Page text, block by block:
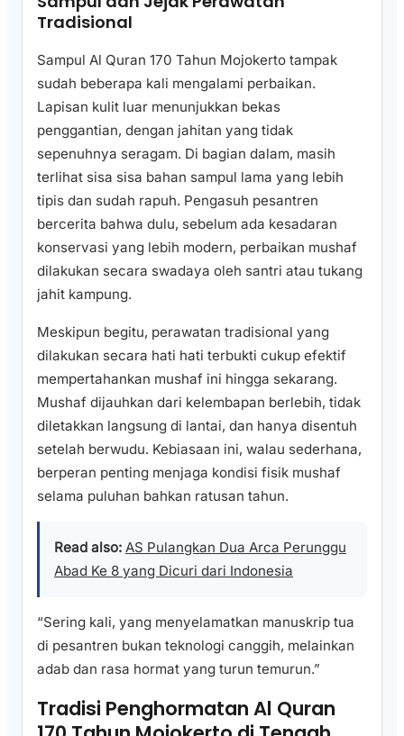
Tradisional
Sampul Al Quran 170 Tahun Mojokerto tampak
sudah beberapa kali mengalami perbaikan.
Lapisan kulit luar menunjukkan bekas
penggantian, dengan jahitan yang tidak
sepenuhnya seragam. Di bagian dalam, masih
terlihat sisa sisa bahan sampul lama yang lebih
tipis dan sudah rapuh. Pengasuh pesantren
bercerita bahwa dulu, sebelum ada kesadaran
konservasi yang lebih modern, perbaikan mushaf
dilakukan secara swadaya oleh santri atau tukang
jahit kampung.
Meskipun begitu, perawatan tradisional yang
dilakukan secara hati hati terbukti cukup efektif
mempertahankan mushaf ini hingga sekarang.
Mushaf dijauhkan dari kelembapan berlebih, tidak
diletakkan langsung di lantai, dan hanya disentuh
setelah berwudu. Kebiasaan ini, walau sederhana,
berperan penting menjaga kondisi fisik mushaf
selama puluhan bahkan ratusan tahun.
Read also: AS Pulangkan Dua Arca Perunggu
Abad Ke 8 yang Dicuri dari Indonesia
“Sering kali, yang menyelamatkan manuskrip tua
di pesantren bukan teknologi canggih, melainkan
adab dan rasa hormat yang turun temurun.”
Tradisi Penghormatan Al Quran